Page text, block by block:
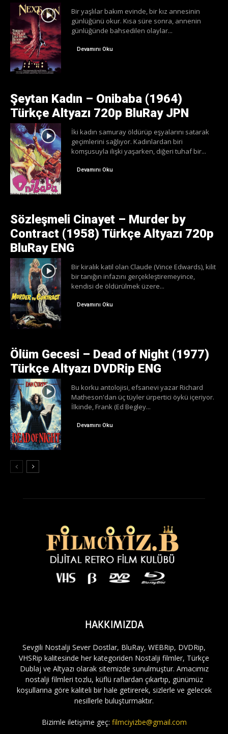
Bir yaşlılar bakım evinde, bir kız annesinin
günlüğünü okur. Kısa süre sonra, annenin
günlüğünde bahsedilen olaylar...
Devamını Oku
Şeytan Kadın – Onibaba (1964)
Türkçe Altyazı 720p BluRay JPN
İki kadın samuray öldürüp eşyalarını satarak
geçimlerini sağlıyor. Kadınlardan biri
komşusuyla ilişki yaşarken, diğeri tuhaf bir...
Devamını Oku
Sözleşmeli Cinayet – Murder by
Contract (1958) Türkçe Altyazı 720p
BluRay ENG
Bir kiralık katil olan Claude (Vince Edwards), kilit
bir tanığın infazını gerçekleştiremeyince,
kendisi de öldürülmek üzere...
Devamını Oku
Ölüm Gecesi – Dead of Night (1977)
Türkçe Altyazı DVDRip ENG
Bu korku antolojisi, efsanevi yazar Richard
Matheson'dan üç tüyler ürpertici öykü içeriyor.
İlkinde, Frank (Ed Begley...
Devamını Oku
HAKKIMIZDA
Sevgili Nostalji Sever Dostlar, BluRay, WEBRip, DVDRip,
VHSRip kalitesinde her kategoriden Nostalji filmler, Türkçe
Dublaj ve Altyazı olarak sitemizde sunulmuştur. Amacımız
nostalji filmleri tozlu, küflü raflardan çıkartıp, günümüz
koşullarına göre kaliteli bir hale getirerek, sizlerle ve gelecek
nesillerle buluşturmaktır.
Bizimle iletişime geç: filmciyizbe@gmail.com